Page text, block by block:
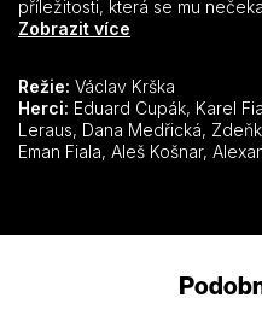
příležitosti, která se mu
sultánovým synem Omarem,
Sultánova žena však pozná
sultána, aby oba muže
svou zručnost ušitím
povede jen skutečnému
Zobrazit více
Režie: Václav Krška
Herci:
Leraus, Dana Medřická, Zdeňka Baldová, Otylie Beníšková,
Eman Fiala,